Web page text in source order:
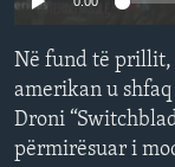
INTERVISTA
DITARI
Në fund të prillit,
amerikan u
Droni
përmirësuar i